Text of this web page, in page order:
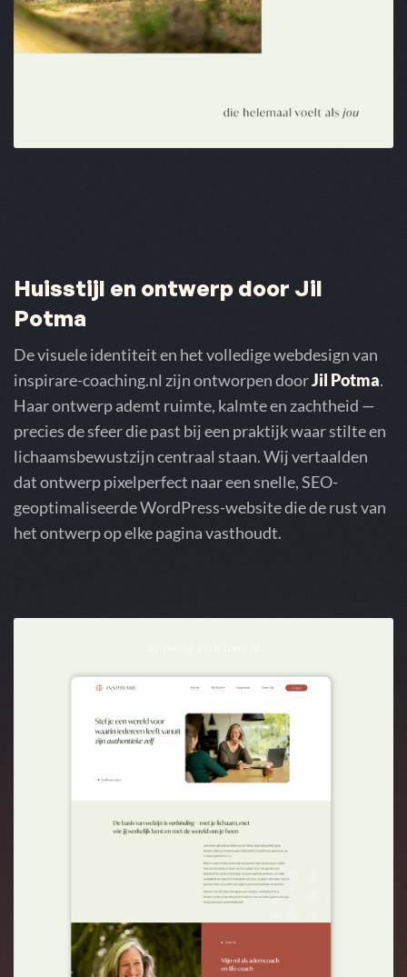
Huisstijl en ontwerp door Jil
Potma
De visuele identiteit en het volledige webdesign van
inspirare-coaching.nl zijn ontworpen doorJil Potma.
Haar ontwerp ademt ruimte, kalmte en zachtheid —
precies de sfeer die past bij een praktijk waar stilte en
lichaamsbewustzijn centraal staan. Wij vertaalden
dat ontwerp pixelperfect naar een snelle, SEO-
geoptimaliseerde WordPress-website die de rust van
het ontwerp op elke pagina vasthoudt.